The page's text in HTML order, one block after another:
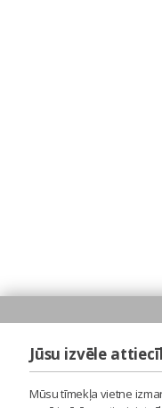
Jūsu izvēle
Mūsu tīmekļa vietne